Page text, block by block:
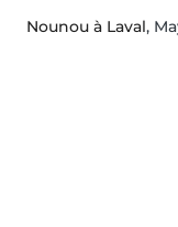
Nounou à Laval,